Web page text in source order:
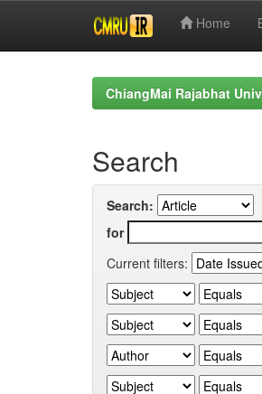
Home
ChiangMai Rajabhat
Search
Search:
for
Current filters: